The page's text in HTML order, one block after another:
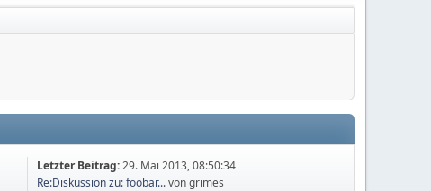
Letzter Beitrag:29. Mai 2013, 08:50:34
Re:Diskussion zu: foobar...von grimes